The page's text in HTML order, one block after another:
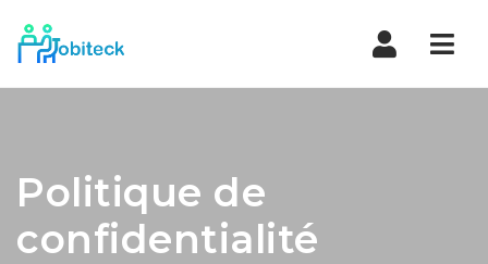
Politique de
confidentialité​